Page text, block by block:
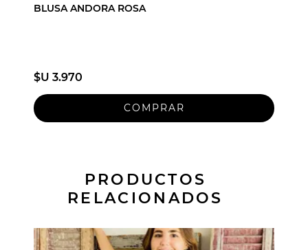
BLUSA ANDORA ROSA
$U 3.970
PRODUCTOS
RELACIONADOS